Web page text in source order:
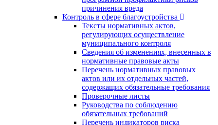
причинения вреда
Контроль в сфере благоустройства
Тексты нормативных актов,
регулирующих осуществление
муниципального контроля
Сведения об изменениях, внесенных в
нормативные правовые акты
Перечень нормативных правовых
актов или их отдельных частей,
содержащих обязательные требования
Проверочные листы
Руководства по соблюдению
обязательных требований
Перечень индикаторов риска